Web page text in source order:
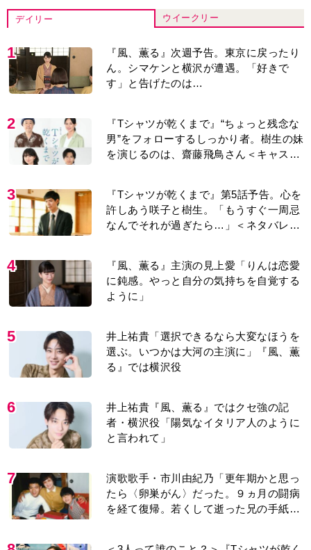
デイリー ウイークリー
1
『風、薫る』次週予告。東京に戻ったり
ん。シマケンと横沢が遭遇。「好きで
す」と告げたのは…
2
『Tシャツが乾くまで』“ちょっと残念な
男”をフォローするしっかり者。樹生の妹
を演じるのは、齋藤飛鳥さん＜キャスト
3
『Tシャツが乾くまで』第5話予告。心を
許しあう咲子と樹生。「もうすぐ一周忌
なんでそれが過ぎたら…」＜ネタバレあ
4
『風、薫る』主演の見上愛「りんは恋愛
に鈍感。やっと自分の気持ちを自覚する
ように」
5
井上祐貴「選択できるなら大変なほうを
選ぶ。いつかは大河の主演に」『風、薫
る』では横沢役
6
井上祐貴『風、薫る』ではクセ強の記
者・横沢役「陽気なイタリア人のように
と言われて」
7
演歌歌手・市川由紀乃「更年期かと思っ
たら〈卵巣がん〉だった。９ヵ月の闘病
を経て復帰。若くして逝った兄の手紙を